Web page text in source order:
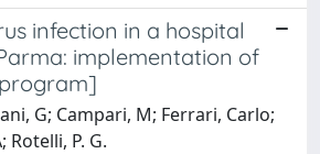
infection in a hospital
implementation of
G; Campari, M; Ferrari, Carlo;
Rotelli, P. G.